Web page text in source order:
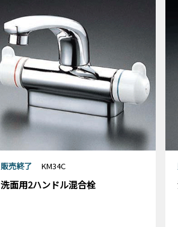
販売終了 KM34C
洗面用2ハンドル混合栓